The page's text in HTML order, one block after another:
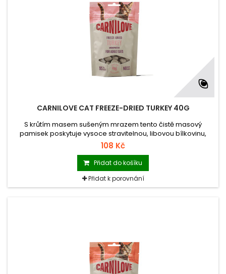
CARNILOVE CAT FREEZE-DRIED TURKEY 40G
S krůtím masem sušeným mrazem tento čistě masový
pamisek poskytuje vysoce stravitelnou, libovou bílkovinu,
která podporuje zdravé svaly a každodenní energii. Šanta
kočičízlepšuje chutnost, zatímco funkční vláknina pomáhá
udržovat optimální trávení a kontrolu nad chlupovými
bezoáry. Doplňkové krmivo pro kočky.
108 Kč
Přidat do košíku
Přidat k porovnání